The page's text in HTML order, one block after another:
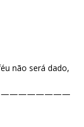
não será dado,